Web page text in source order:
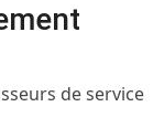
de service